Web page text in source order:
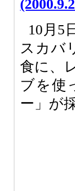
10月5
スカバ
食に、
ブを使
ー」が